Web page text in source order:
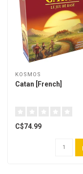
KOSMOS
Catan [French]
C$74.99